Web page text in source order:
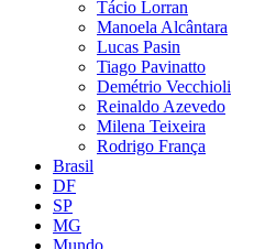
Tácio Lorran
Manoela Alcântara
Lucas Pasin
Tiago Pavinatto
Demétrio Vecchioli
Reinaldo Azevedo
Milena Teixeira
Rodrigo França
Brasil
DF
SP
MG
Mundo